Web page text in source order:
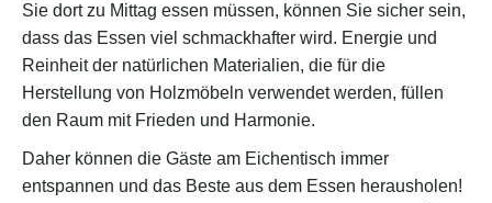
Sie dort zu Mittag essen müssen, können Sie sicher sein,
dass das Essen viel schmackhafter wird. Energie und
Reinheit der natürlichen Materialien, die für die
Herstellung von Holzmöbeln verwendet werden, füllen
den Raum mit Frieden und Harmonie.
Daher können die Gäste am Eichentisch immer
entspannen und das Beste aus dem Essen herausholen!